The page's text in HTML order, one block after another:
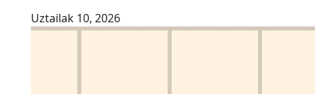
Uztailak 10, 2026